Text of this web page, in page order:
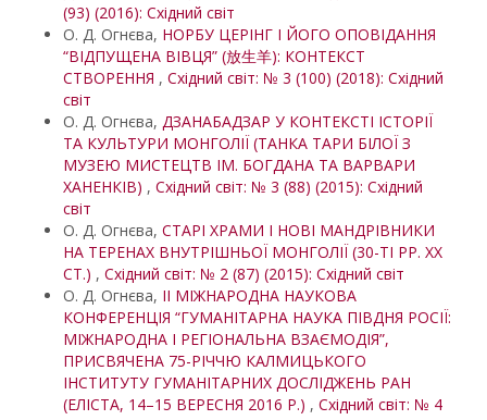
(93) (2016): Східний світ
О. Д. Огнєва, НОРБУ ЦЕРІНГ І ЙОГО ОПОВІДАННЯ
“ВІДПУЩЕНА ВІВЦЯ” (放生羊): КОНТЕКСТ
СТВОРЕННЯ , Східний світ: № 3 (100) (2018): Східний
світ
О. Д. Огнєва, ДЗАНАБАДЗАР У КОНТЕКСТІ ІСТОРІЇ
ТА КУЛЬТУРИ МОНГОЛІЇ (ТАНКА ТАРИ БІЛОЇ З
МУЗЕЮ МИСТЕЦТВ ІМ. БОГДАНА ТА ВАРВАРИ
ХАНЕНКІВ) , Східний світ: № 3 (88) (2015): Східний
світ
О. Д. Огнєва, СТАРІ ХРАМИ І НОВІ МАНДРІВНИКИ
НА ТЕРЕНАХ ВНУТРІШНЬОЇ МОНГОЛІЇ (30-ТІ РР. ХХ
СТ.) , Східний світ: № 2 (87) (2015): Східний світ
О. Д. Огнєва, II МІЖНАРОДНА НАУКОВА
КОНФЕРЕНЦІЯ “ГУМАНІТАРНА НАУКА ПІВДНЯ РОСІЇ:
МІЖНАРОДНА І РЕГІОНАЛЬНА ВЗАЄМОДІЯ”,
ПРИСВЯЧЕНА 75-РІЧЧЮ КАЛМИЦЬКОГО
ІНСТИТУТУ ГУМАНІТАРНИХ ДОСЛІДЖЕНЬ РАН
(ЕЛІСТА, 14–15 ВЕРЕСНЯ 2016 Р.) , Східний світ: № 4